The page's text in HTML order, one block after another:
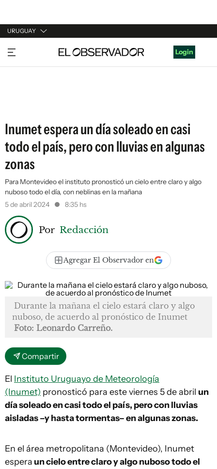
URUGUAY
URUGUAY
ARGENTINA
Login
Inumet espera un día soleado en casi
todo el país, pero con lluvias en algunas
zonas
Para Montevideo el instituto pronosticó un cielo entre claro y algo
nuboso todo el día, con neblinas en la mañana
5 de abril 2024
8:35 hs
Por Redacción
Agregar El Observador en
Durante la mañana el cielo estará claro y algo
nuboso, de acuerdo al pronóstico de Inumet
Foto: Leonardo Carreño.
Compartir
El Instituto Uruguayo de Meteorología
(Inumet) pronosticó para este viernes 5 de abril un
día soleado en casi todo el país, pero con lluvias
aisladas –y hasta tormentas– en algunas zonas.
En el área metropolitana (Montevideo), Inumet
espera un cielo entre claro y algo nuboso todo el